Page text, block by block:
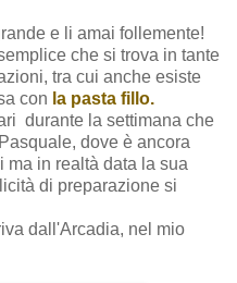
e li amai follemente!
che si trova in tante
tra cui anche esiste
con la pasta fillo.
durante la settimana che
dove è ancora
ma in realtà data la sua
di preparazione si
dall'Arcadia, nel mio